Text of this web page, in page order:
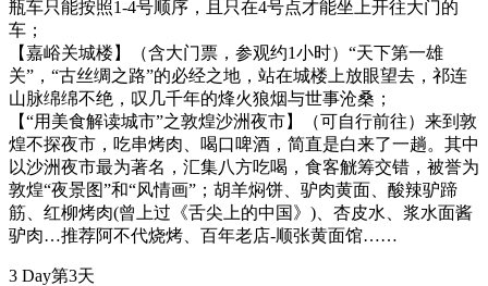
瓶车只能按照1-4号顺序，且只在4号点才能坐上开往大门的
车；
【嘉峪关城楼】（含大门票，参观约1小时）“天下第一雄
关”，“古丝绸之路”的必经之地，站在城楼上放眼望去，祁连
山脉绵绵不绝，叹几千年的烽火狼烟与世事沧桑；
【“用美食解读城市”之敦煌沙洲夜市】（可自行前往）来到敦
煌不探夜市，吃串烤肉、喝口啤酒，简直是白来了一趟。其中
以沙洲夜市最为著名，汇集八方吃喝，食客觥筹交错，被誉为
敦煌“夜景图”和“风情画”；胡羊焖饼、驴肉黄面、酸辣驴蹄
筋、红柳烤肉(曾上过《舌尖上的中国》)、杏皮水、浆水面酱
驴肉…推荐阿不代烧烤、百年老店-顺张黄面馆……
3 Day第3天